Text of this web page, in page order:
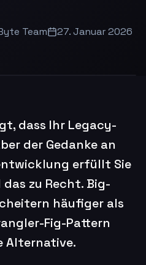
Team
27. Januar 2026
dass Ihr Legacy-
der Gedanke an
erfüllt Sie
zu Recht. Big-
häufiger als
Fig-Pattern
Alternative.